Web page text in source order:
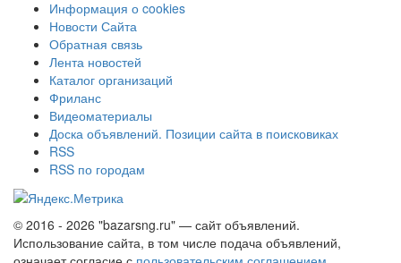
Информация о cookies
Новости Сайта
Обратная связь
Лента новостей
Каталог организаций
Фриланс
Видеоматериалы
Доска объявлений. Позиции сайта в поисковиках
RSS
RSS по городам
© 2016 - 2026 "bazarsng.ru" — сайт объявлений.
Использование сайта, в том числе подача объявлений,